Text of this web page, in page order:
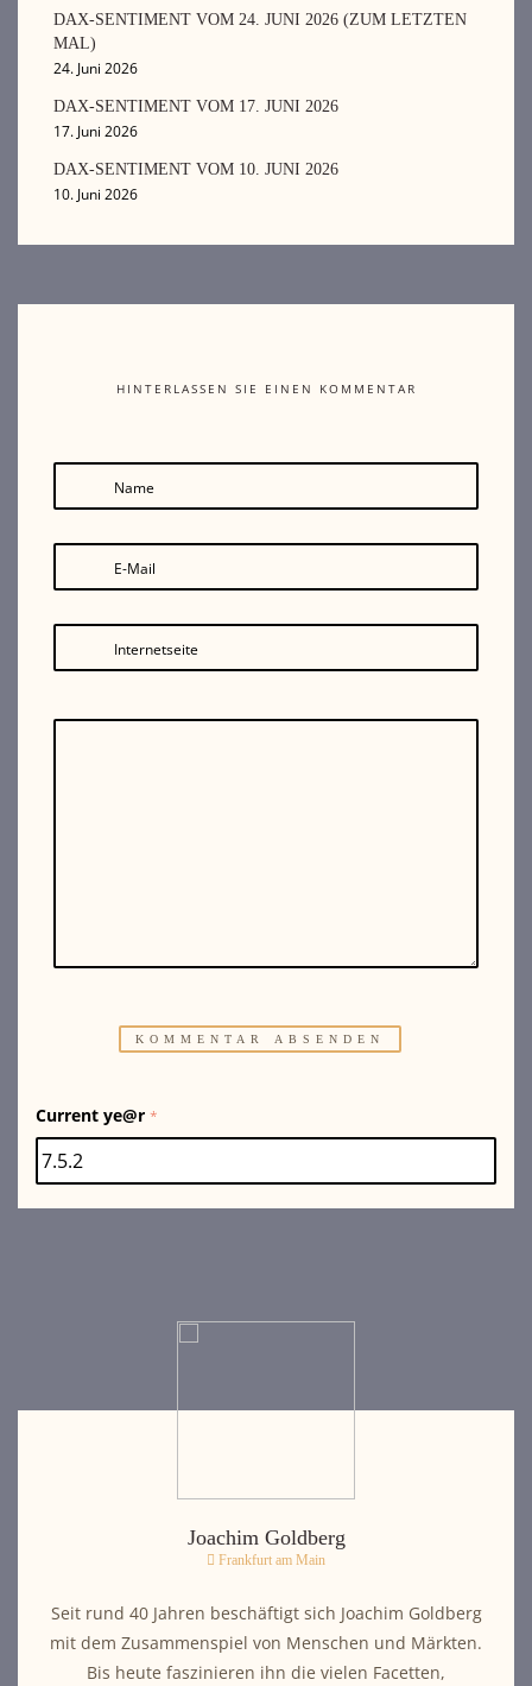
DAX-SENTIMENT VOM 24. JUNI 2026 (ZUM LETZTEN
MAL)
24. Juni 2026
DAX-SENTIMENT VOM 17. JUNI 2026
17. Juni 2026
DAX-SENTIMENT VOM 10. JUNI 2026
10. Juni 2026
HINTERLASSEN SIE EINEN KOMMENTAR
Name
E-Mail
Internetseite
Current ye@r *
Joachim Goldberg
Frankfurt am Main
Seit rund 40 Jahren beschäftigt sich Joachim Goldberg
mit dem Zusammenspiel von Menschen und Märkten.
Bis heute faszinieren ihn die vielen Facetten,